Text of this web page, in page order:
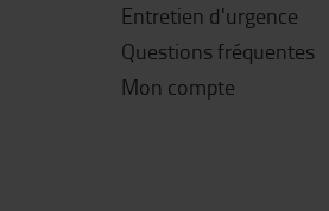
Entretien d'urgence
Questions fréquentes
Mon compte